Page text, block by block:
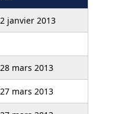
2 janvier 2013
28 mars 2013
27 mars 2013